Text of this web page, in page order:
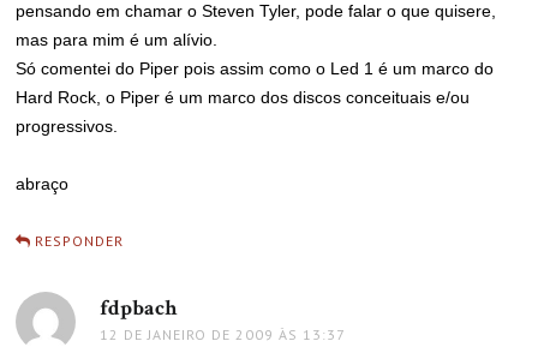
pensando em chamar o Steven Tyler, pode falar o que quisere,
mas para mim é um alívio.
Só comentei do Piper pois assim como o Led 1 é um marco do
Hard Rock, o Piper é um marco dos discos conceituais e/ou
progressivos.
abraço
RESPONDER
fdpbachdisse:
12 DE JANEIRO DE 2009 ÀS 13:37